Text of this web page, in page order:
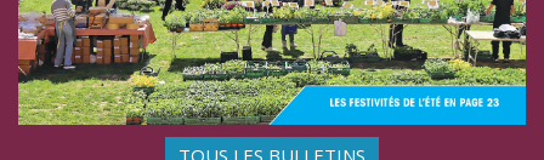
TOUS LES BULLETINS